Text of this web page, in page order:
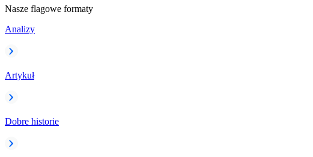
Nasze flagowe formaty
Analizy
Artykuł
Dobre historie